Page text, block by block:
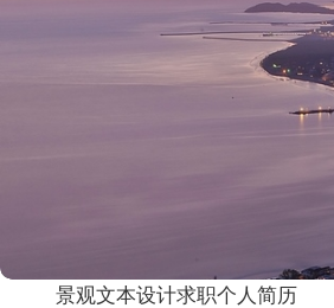
景观文本设计求职个人简历